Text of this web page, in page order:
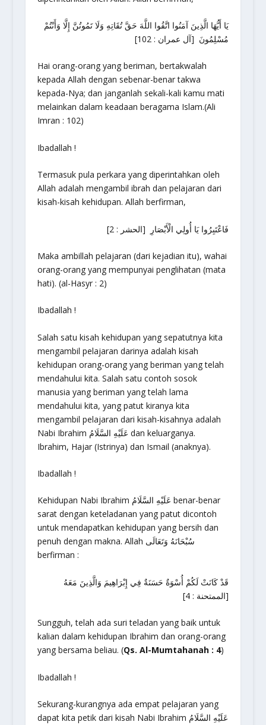
يَا أَيُّهَا الَّذِينَ آمَنُوا اتَّقُوا اللَّهَ حَقَّ تُقَاتِهِ وَلَا تَمُوتُنَّ إِلَّا وَأَنْتُمْ
مُسْلِمُونَ [آل عمران : 102]
Hai orang-orang yang beriman, bertakwalah
kepada Allah dengan sebenar-benar takwa
kepada-Nya; dan janganlah sekali-kali kamu mati
melainkan dalam keadaan beragama Islam.(Ali
Imran : 102)
Ibadallah !
Termasuk pula perkara yang diperintahkan oleh
Allah adalah mengambil ibrah dan pelajaran dari
kisah-kisah kehidupan. Allah berfirman,
فَاعْتَبِرُوا يَا أُولِي الْأَبْصَارِ [الحشر : 2]
Maka ambillah pelajaran (dari kejadian itu), wahai
orang-orang yang mempunyai penglihatan (mata
hati). (al-Hasyr : 2)
Ibadallah !
Salah satu kisah kehidupan yang sepatutnya kita
mengambil pelajaran darinya adalah kisah
kehidupan orang-orang yang beriman yang telah
mendahului kita. Salah satu contoh sosok
manusia yang beriman yang telah lama
mendahului kita, yang patut kiranya kita
mengambil pelajaran dari kisah-kisahnya adalah
Nabi Ibrahim عَلَيْهِ السَّلَامُ dan keluarganya.
Ibrahim, Hajar (Istrinya) dan Ismail (anaknya).
Ibadallah !
Kehidupan Nabi Ibrahim عَلَيْهِ السَّلَامُ benar-benar
sarat dengan keteladanan yang patut dicontoh
untuk mendapatkan kehidupan yang bersih dan
penuh dengan makna. Allah سُبْحَانَهُ وَتَعَالَى
berfirman :
قَدْ كَانَتْ لَكُمْ أُسْوَةٌ حَسَنَةٌ فِي إِبْرَاهِيمَ وَالَّذِينَ مَعَهُ
[الممتحنة : 4]
Sungguh, telah ada suri teladan yang baik untuk
kalian dalam kehidupan Ibrahim dan orang-orang
yang bersama beliau. (Qs. Al-Mumtahanah : 4)
Ibadallah !
Sekurang-kurangnya ada empat pelajaran yang
dapat kita petik dari kisah Nabi Ibrahim عَلَيْهِ السَّلَامُ